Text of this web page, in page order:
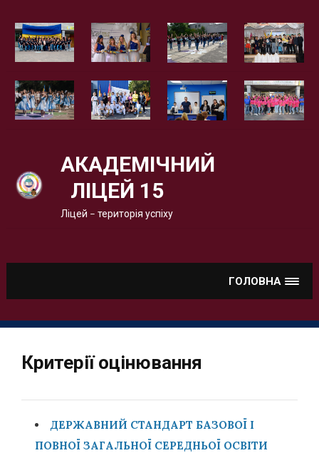
АКАДЕМІЧНИЙ
ЛІЦЕЙ 15
Ліцей – територія успіху
ГОЛОВНА
Критерії оцінювання
ДЕРЖАВНИЙ СТАНДАРТ БАЗОВОЇ І
ПОВНОЇ ЗАГАЛЬНОЇ СЕРЕДНЬОЇ ОСВІТИ